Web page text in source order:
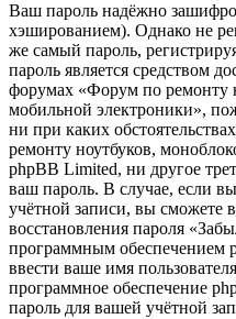
Ваш пароль надёжно
хэшированием). Однако не
же самый пароль,
пароль является средством
форумах «Форум по ремонту
мобильной электроники»,
ни при каких
ремонту ноутбуков,
phpBB Limited, ни другое
ваш пароль. В случае, если
учётной записи, вы сможете
восстановления пароля
программным обеспечением
ввести ваше имя
программное обеспечение
пароль для вашей учётной